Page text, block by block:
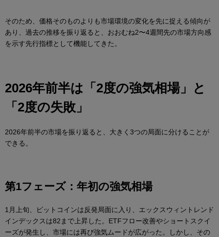
そのため、価格そのものよりも市場環境の変化を先に捉える傾向が
あり、過去の推移を振り返ると、おおむね2〜4週間先の市場方向感
を示す先行指標として機能してきた。
2026年前半は「 2度の強気相場」と
「 2度の失敗」
2026年前半の市場を振り返ると、大きく3つの局面に分けることが
できる。
第1フェーズ：年初の強気相場
1月上旬、ビットコインは反発局面に入り、エックスウィントレンド
インデックスは82まで上昇した。ETFフロー改善やショートスクイ
ーズが発生し、市場には再び強気ムードが広がった。しかし、その